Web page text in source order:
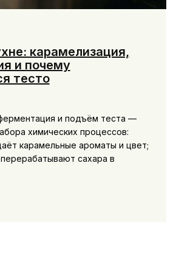
карамелизация,
и почему
тесто
и подъём теста —
химических процессов:
карамельные ароматы и цвет;
сахара в